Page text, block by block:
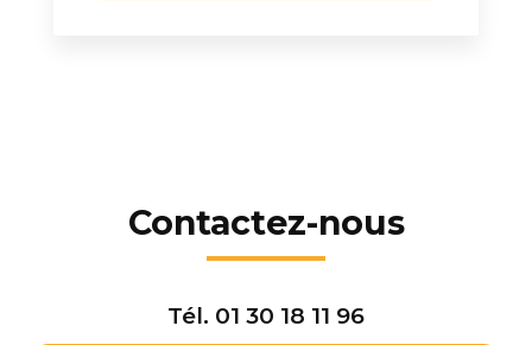
Contactez-nous
Tél. 01 30 18 11 96